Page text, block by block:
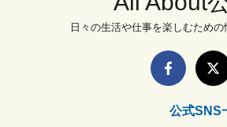
日々の生活や仕事を楽しむための
公式SNS